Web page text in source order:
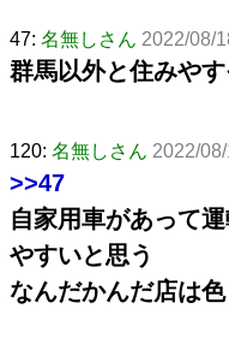
47: 名無しさん 2022/08/
群馬以外と住みや
120: 名無しさん 2022/
>>47
自家用車があって
やすいと思う
なんだかんだ店は